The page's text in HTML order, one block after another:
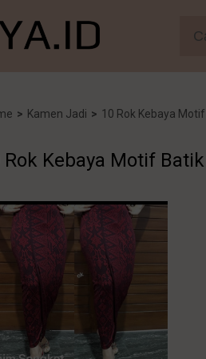
> Kamen Jadi > 10 Rok Kebaya
Rok Kebaya Motif